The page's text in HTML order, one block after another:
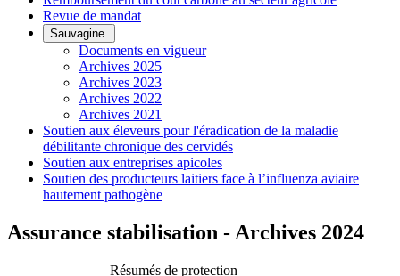
Revue de mandat
Sauvagine
Documents en vigueur
Archives 2025
Archives 2023
Archives 2022
Archives 2021
Soutien aux éleveurs pour l'éradication de la maladie
débilitante chronique des cervidés
Soutien aux entreprises apicoles
Soutien des producteurs laitiers face à l’influenza aviaire
hautement pathogène
Assurance stabilisation - Archives 2024
Résumés de protection